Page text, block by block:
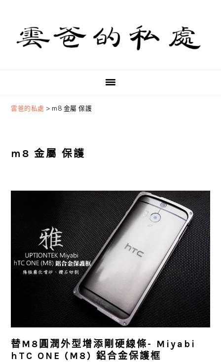
primary
navigation
content
primary
sidebar
雲爸的私處 > m8 金屬 保護
m8 金屬 保護
替M8圓潤外型增添剛硬線條- Miyabi
hTC ONE (M8) 鋁合金保護框